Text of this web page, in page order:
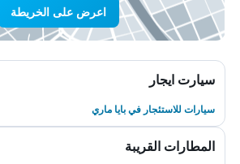
اعرض على الخريطة
سيارت ايجار
سيارات للاستئجار في بايا ماري
المطارات القريبة